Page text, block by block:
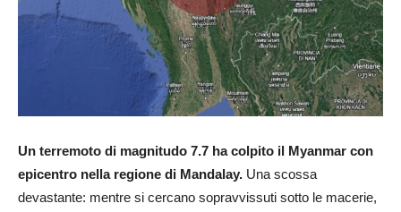
Un terremoto di magnitudo 7.7 ha colpito il Myanmar con
epicentro nella regione di Mandalay. Una scossa
devastante: mentre si cercano sopravvissuti sotto le macerie,